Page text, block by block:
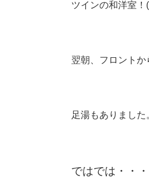
ツインの和洋室
翌朝、フロント
足湯もありました
ではでは・・・